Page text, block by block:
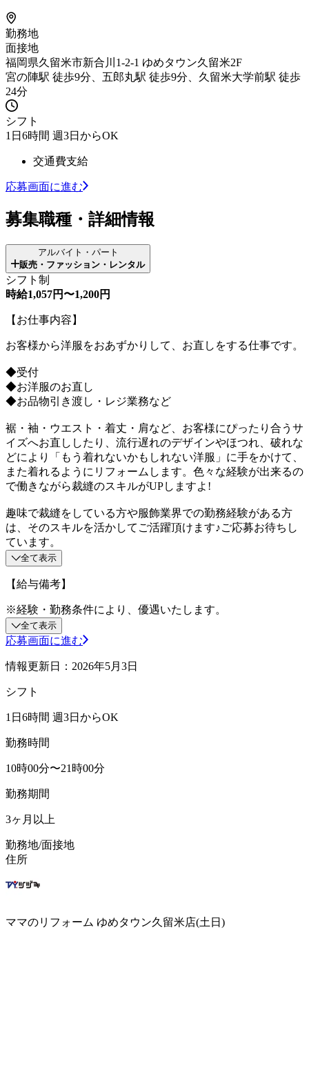
勤務地
面接地
福岡県久留米市新合川1-2-1 ゆめタウン久留米2F
宮の陣駅 徒歩9分、五郎丸駅 徒歩9分、久留米大学前駅 徒歩
24分
シフト
1日6時間 週3日からOK
交通費支給
応募画面に進む
募集職種・詳細情報
アルバイト・パート
販売・ファッション・レンタル
シフト制
時給1,057円〜1,200円
【お仕事内容】
お客様から洋服をおあずかりして、お直しをする仕事です。
◆受付
◆お洋服のお直し
◆お品物引き渡し・レジ業務など
裾・袖・ウエスト・着丈・肩など、お客様にぴったり合うサ
イズへお直ししたり、流行遅れのデザインやほつれ、破れな
どにより「もう着れないかもしれない洋服」に手をかけて、
また着れるようにリフォームします。色々な経験が出来るの
で働きながら裁縫のスキルがUPしますよ!
趣味で裁縫をしている方や服飾業界での勤務経験がある方
は、そのスキルを活かしてご活躍頂けます♪ご応募お待ちし
ています。
全て表示
【給与備考】
※経験・勤務条件により、優遇いたします。
全て表示
応募画面に進む
情報更新日：2026年5月3日
シフト
1日6時間 週3日からOK
勤務時間
10時00分〜21時00分
勤務期間
3ヶ月以上
勤務地/面接地
住所
ママのリフォーム ゆめタウン久留米店(土日)